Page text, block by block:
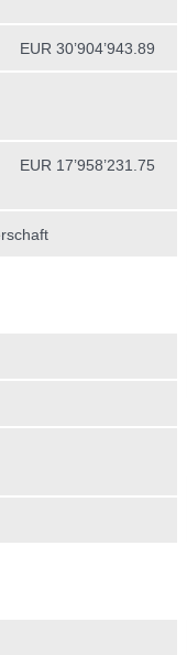
EUR 30’904’943.89
EUR 17’958’231.75